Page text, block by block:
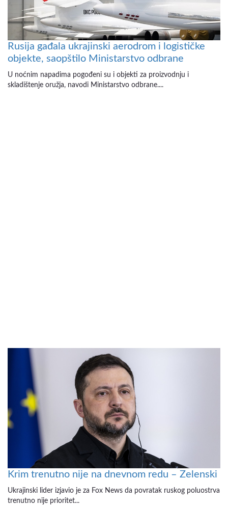
Rusija gađala ukrajinski aerodrom i logističke
objekte, saopštilo Ministarstvo odbrane
U noćnim napadima pogođeni su i objekti za proizvodnju i
skladištenje oružja, navodi Ministarstvo odbrane....
Krim trenutno nije na dnevnom redu – Zelenski
Ukrajinski lider izjavio je za Fox News da povratak ruskog poluostrva
trenutno nije prioritet...